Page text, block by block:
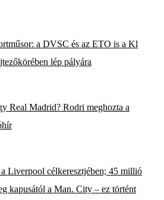
a DVSC és az ETO is a Kl
lép pályára
Real Madrid? Rodri meghozta a
Liverpool célkeresztjében; 45 millió
kapusától a Man. City – ez történt